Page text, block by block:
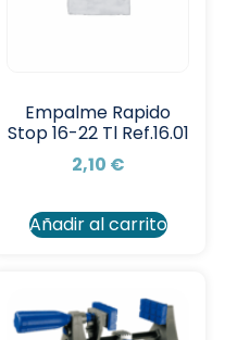
Empalme Rapido
Stop 16-22 Tl Ref.16.01
2,10 €
Añadir al carrito